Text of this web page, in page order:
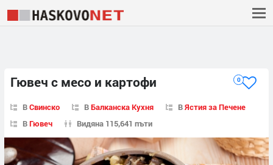
Гювеч с месо и картофи 0
ВСвинско ВБалканска Кухня ВЯстия за Печене
ВГювеч Видяна 115,641 пъти